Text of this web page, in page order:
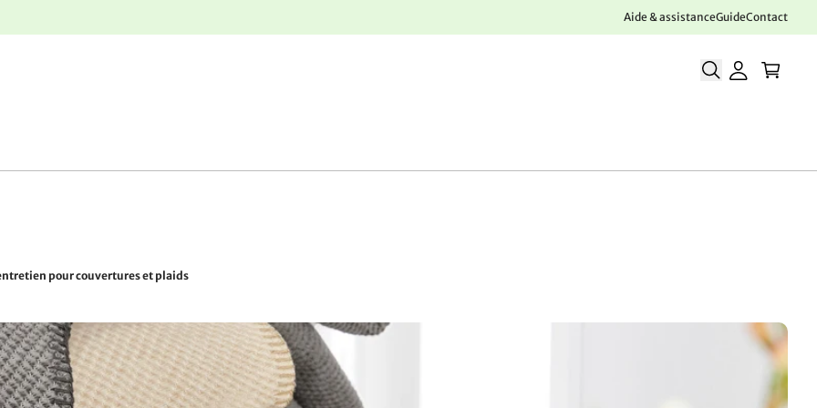
Aide & assistanceGuideContact
pour couvertures et plaids